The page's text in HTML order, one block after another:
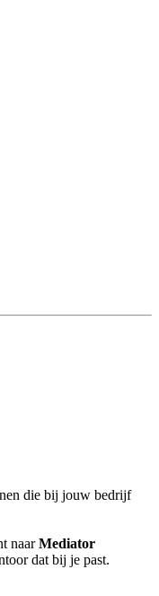
die bij jouw bedrijf
naarMediator
dat bij je past.